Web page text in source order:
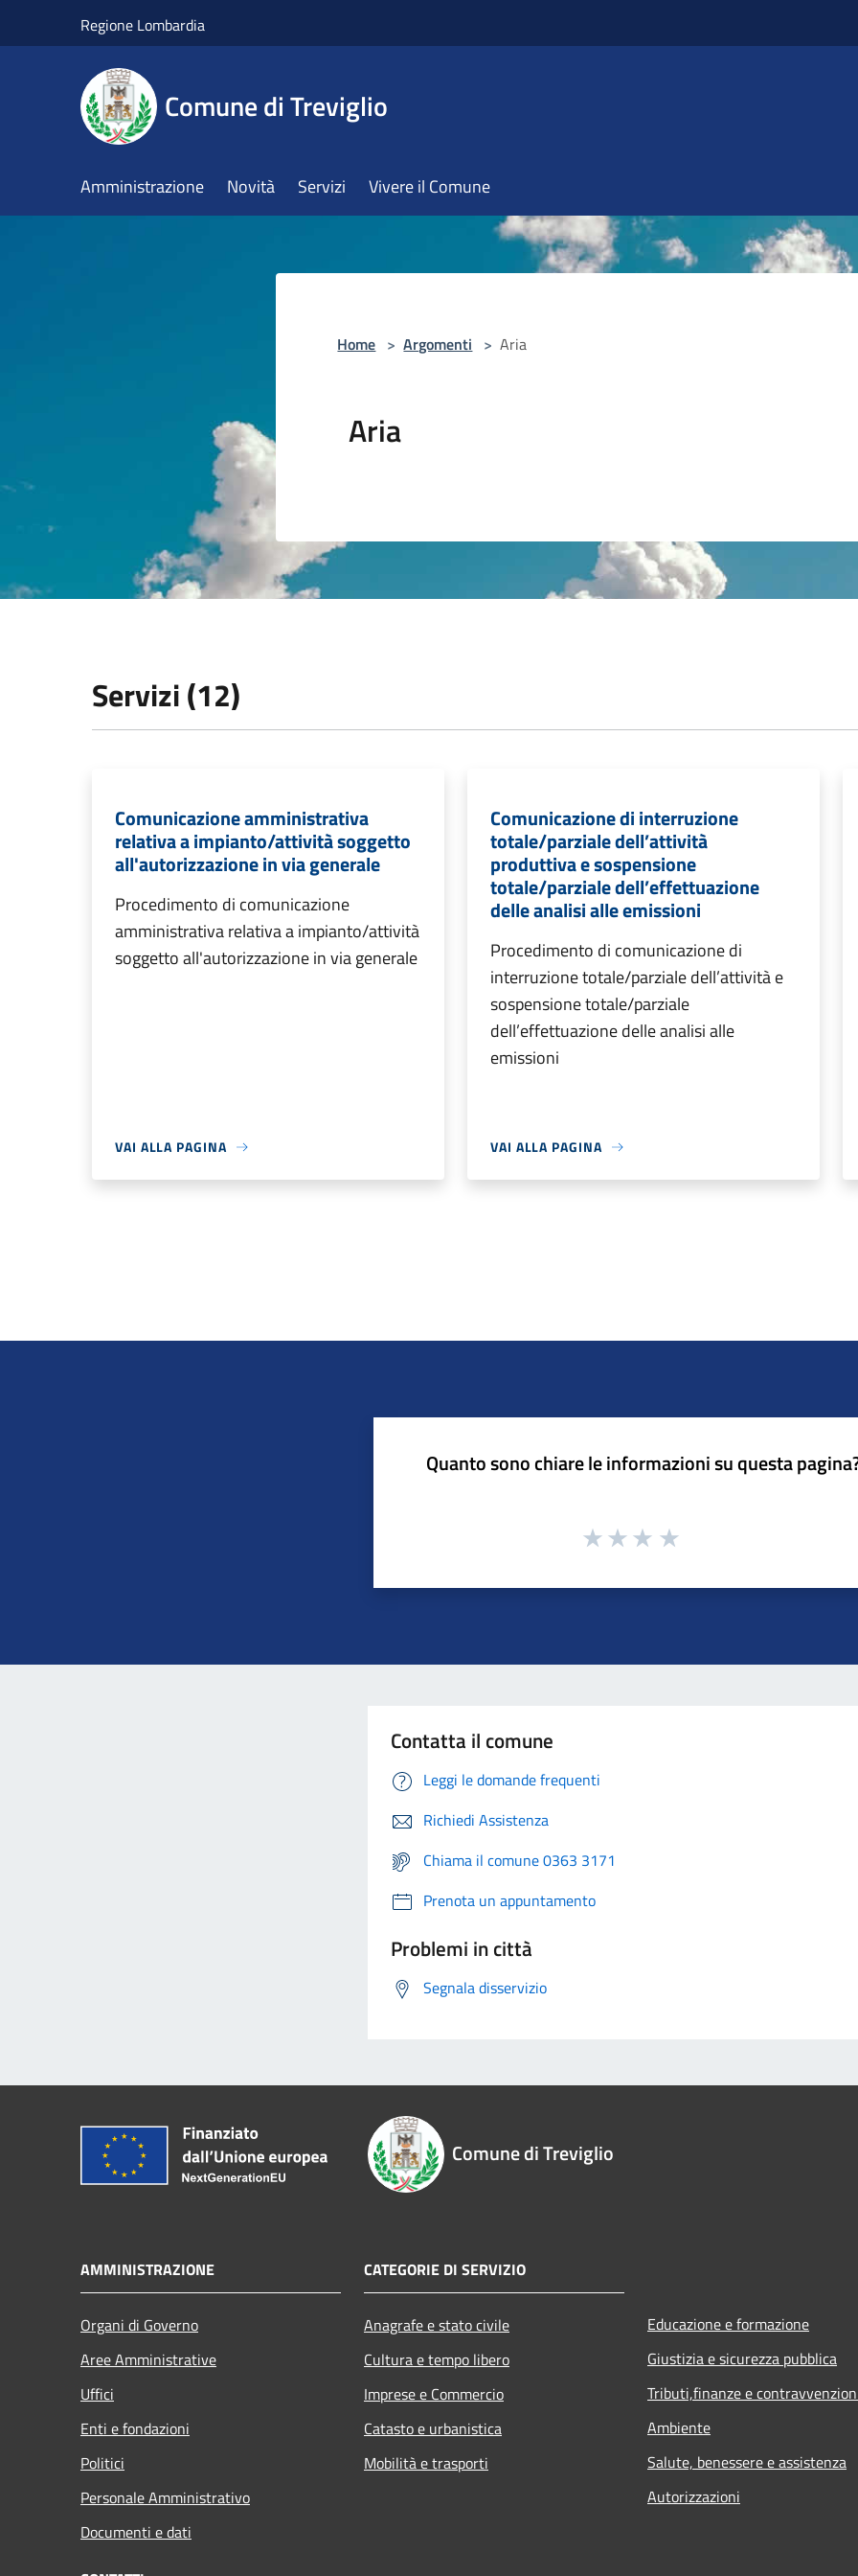
Regione Lombardia
Comune di Treviglio
Amministrazione Novità Servizi Vivere il Comune
Home > Argomenti > Aria
Aria
Servizi (12)
Comunicazione amministrativa
relativa a impianto/attività soggetto
all'autorizzazione in via generale
Procedimento di comunicazione
amministrativa relativa a impianto/attività
soggetto all'autorizzazione in via generale
VAI ALLA PAGINA
Comunicazione di interruzione
totale/parziale dell’attività
produttiva e sospensione
totale/parziale dell’effettuazione
delle analisi alle emissioni
Procedimento di comunicazione di
interruzione totale/parziale dell’attività e
sospensione totale/parziale
dell’effettuazione delle analisi alle
emissioni
VAI ALLA PAGINA
Quanto sono chiare le informazioni su questa
Contatta il comune
Leggi le domande frequenti
Richiedi Assistenza
Chiama il comune 0363 3171
Prenota un appuntamento
Problemi in città
Segnala disservizio
Comune di Treviglio
AMMINISTRAZIONE
Organi di Governo
Aree Amministrative
Uffici
Enti e fondazioni
Politici
Personale Amministrativo
Documenti e dati
CATEGORIE DI SERVIZIO
Anagrafe e stato civile
Cultura e tempo libero
Imprese e Commercio
Catasto e urbanistica
Mobilità e trasporti
Educazione e formazione
Giustizia e sicurezza pubblica
Tributi,finanze e
Ambiente
Salute, benessere e assistenza
Autorizzazioni